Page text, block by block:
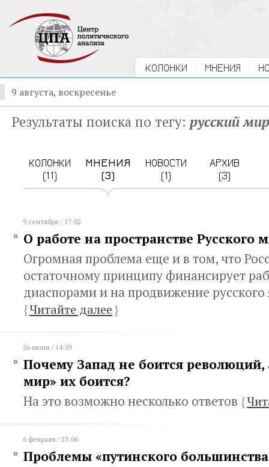
КОЛОНКИ МНЕНИЯ
9 августа, воскресенье
Результаты поиска по тегу: русский мир
КОЛОНКИ
(11)
МНЕНИЯ
(3)
НОВОСТИ
(1)
АРХИВ
(3)
9 сентября / 17:02
О работе на пространстве Русского
Огромная проблема еще и в том, что
остаточному принципу финансирует
диаспорами и на продвижение русского
{Читайте далее}
26 июня / 14:59
Почему Запад не боится революций,
мир» их боится?
На это возможно несколько ответов {
6 февраля / 23:06
Проблемы «путинского